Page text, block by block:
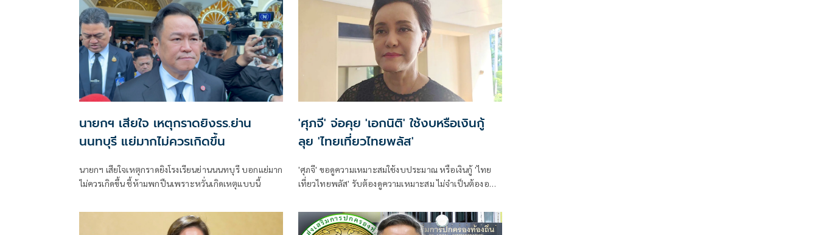
นายกฯ เสียใจ เหตุกราดยิงรร.ย่าน
นนทบุรี แย่มากไม่ควรเกิดขึ้น
นายกฯ เสียใจเหตุกราดยิงโรงเรียนย่านนนทบุรี บอกแย่มาก
ไม่ควรเกิดขึ้น ชี้ห้ามพกปืนเพราะหวั่นเกิดเหตุแบบนี้
'ศุภจี' จ่อคุย 'เอกนิติ' ใช้งบหรือเงินกู้
ลุย 'ไทยเที่ยวไทยพลัส'
'ศุภจี' ขอดูความเหมาะสมใช้งบประมาณ หรือเงินกู้ 'ไทย
เที่ยวไทยพลัส' รับต้องดูความเหมาะสม ไม่จำเป็นต้องออก